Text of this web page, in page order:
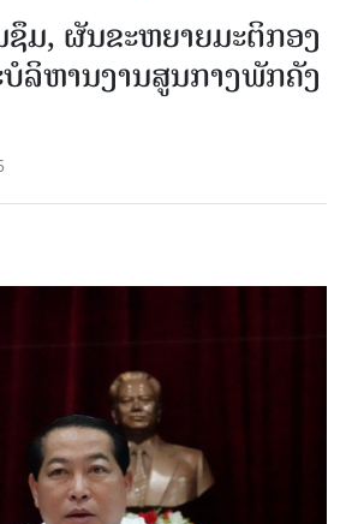
ຊຶມ, ຜັນຂະຫຍາຍມະຕິກອງ
ລິຫານງານສູນກາງພັກຄັງ